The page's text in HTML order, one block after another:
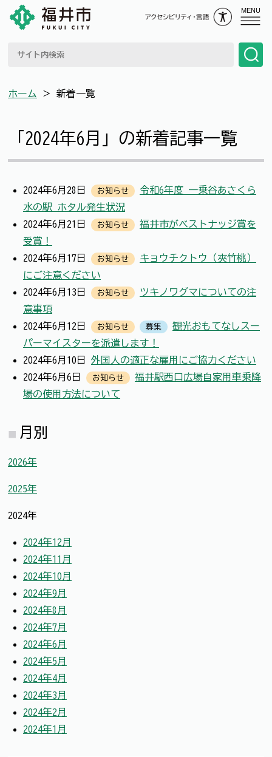
MENU
ホーム ＞ 新着一覧
「2024年6月」の新着記事一覧
2024年6月28日 お知らせ
令和6年度 一乗谷あさくら
水の駅 ホタル発生状況
2024年6月21日
お知らせ
福井市がベストナッジ賞を
受賞！
2024年6月17日
お知らせ
キョウチクトウ（夾竹桃）
にご注意ください
2024年6月13日
お知らせ
ツキノワグマについての注
意事項
2024年6月12日
お知らせ 募集
観光おもてなしスー
パーマイスターを派遣します！
2024年6月10日
外国人の適正な雇用にご協力ください
2024年6月6日
お知らせ
福井駅西口広場自家用車乗降
場の使用方法について
月別
2026年
2025年
2024年
2024年12月
2024年11月
2024年10月
2024年9月
2024年8月
2024年7月
2024年6月
2024年5月
2024年4月
2024年3月
2024年2月
2024年1月